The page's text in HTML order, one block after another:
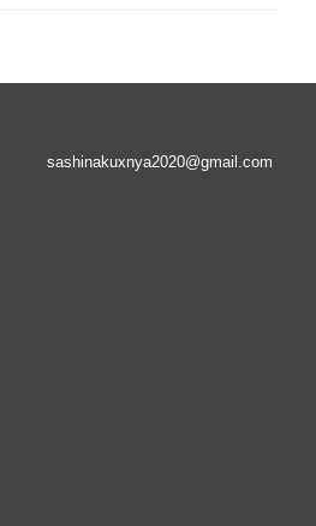
sashinakuxnya2020@gmail.com